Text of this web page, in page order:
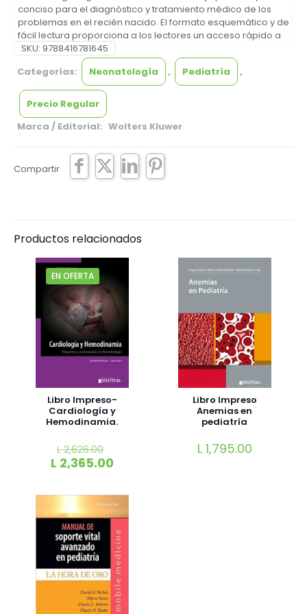
conciso para el diagnóstico y tratamiento médico de los
problemas en el recién nacido. El formato esquemático y de
fácil lectura proporciona a los lectores un acceso rápido a
grandes cantidades de valiosa información sobre
problemas maternos, fetales y neonatales, así como sobre
procedimientos neonatales habituales.
SKU: 9788416781645
Categorías:
Neonatología , Pediatría ,
Precio Regular
Marca / Editorial: Wolters Kluwer
Compartir
Productos relacionados
EN OFERTA
Libro Impreso-
Cardiología y
Hemodinamia.
L2,626.00
L 2,365.00
Libro Impreso
Anemias en
pediatría
L 1,795.00